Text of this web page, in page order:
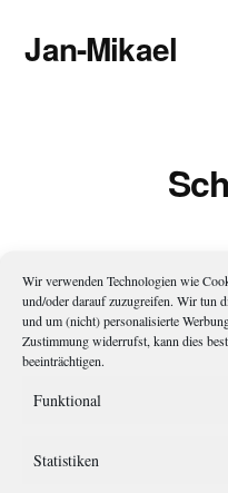
Wir verwenden Technologien wie
und/oder darauf zuzugreifen. Wir tun
und um (nicht) personalisierte
Zustimmung widerrufst, kann dies
beeinträchtigen.
Funktional
Statistiken
Inhalt
springen
menu
Jan-Mikael
Zeit seines Lebens war er
Knochen inzwischen alt
auch das Ritual, wenn er